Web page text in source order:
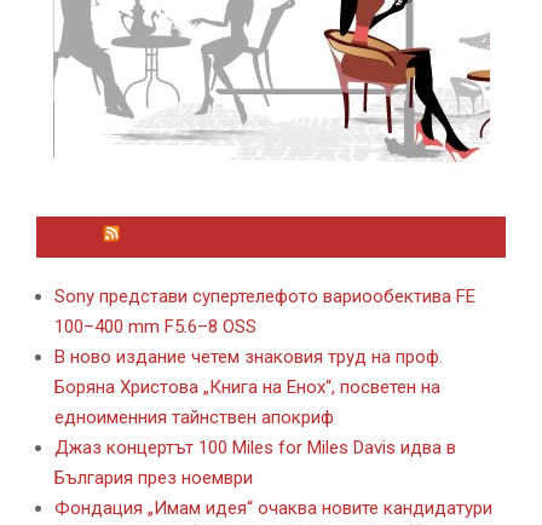
Sony представи супертелефото вариообектива FE
100–400 mm F5.6–8 OSS
В ново издание четем знаковия труд на проф.
Боряна Христова „Книга на Енох“, посветен на
едноименния тайнствен апокриф
Джаз концертът 100 Miles for Miles Davis идва в
България през ноември
Фондация „Имам идея“ очаква новите кандидатури